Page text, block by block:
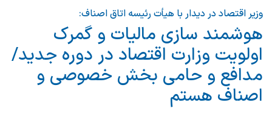
وزیر اقتصاد در دیدار با هیأت رئیسه اتاق اصناف:
هوشمند سازی مالیات و گمرك
اولویت وزارت اقتصاد در دوره جدید/
مدافع و حامی بخش خصوصی و
اصناف هستم